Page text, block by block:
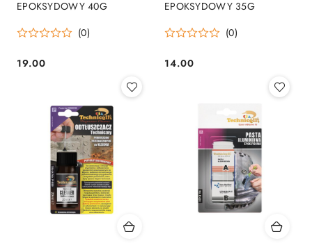
EPOKSYDOWY 40G
(0)
Cena:
19.00
EPOKSYDOWY 35G
(0)
Cena:
14.00